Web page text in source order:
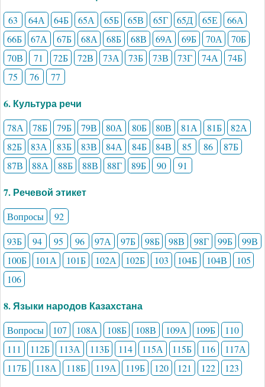
63 64А 64Б 65А 65Б 65В 65Г 65Д 65Е
66А
66Б
67А 67Б 68А 68Б 68В 69А 69Б 70А
70Б
70В
71 72Б 72В 73А 73Б 73В 73Г 74А
74Б
75
76 77
6. Культура речи
78А 78Б 79Б 79В 80А 80Б 80В 81А 81Б
82А
82Б
83А 83Б 83В 84А 84Б 84В 85 86
87Б
87В
88А 88Б 88В 88Г 89Б 90 91
7. Речевой этикет
Вопросы
92
93Б
94 95 96 97А 97Б 98Б 98В 98Г 99Б
99В
100Б
101А 101Б 102А 102Б 103 104Б 104В
105
106
8. Языки народов Казахстана
Вопросы 107 108А 108Б 108В 109А 109Б
110
111
112Б 113А 113Б 114 115А 115Б 116
117А
117Б
118А 118Б 119А 119Б 120 121 122 123